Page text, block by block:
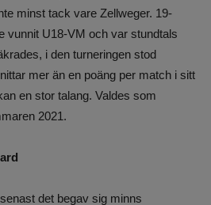
minst tack vare Zellweger. 19-
vunnit U18-VM och var stundtals
i den turneringen stod
mer än en poäng per match i sitt
en stor talang. Valdes som
2021.
det begav sig minns